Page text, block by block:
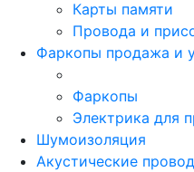
Карты памяти
Провода и
Фаркопы продажа и
Фаркопы
Электрика для
Шумоизоляция
Акустические